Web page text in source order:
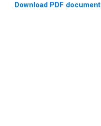
Download PDF document